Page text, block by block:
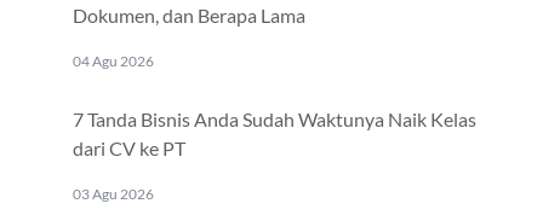
Dokumen, dan Berapa Lama
04 Agu 2026
7 Tanda Bisnis Anda Sudah Waktunya Naik Kelas
dari CV ke PT
03 Agu 2026